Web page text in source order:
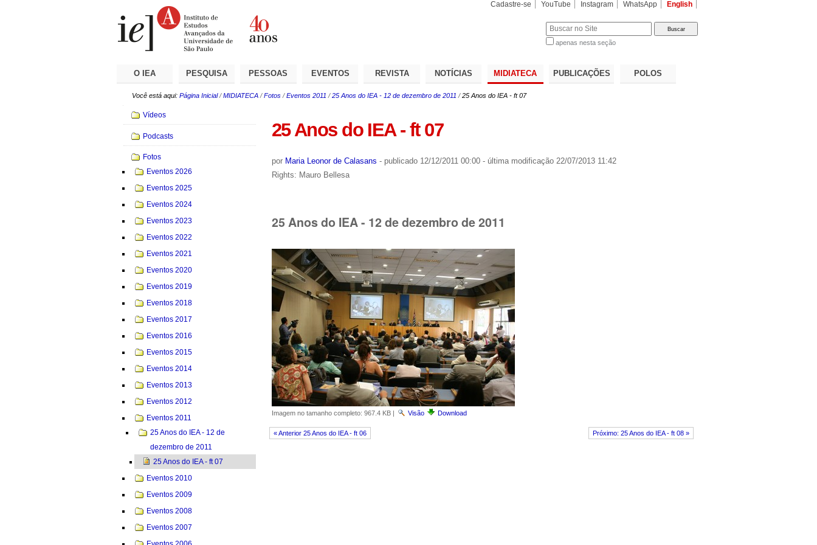
Cadastre-se YouTube Instagram WhatsApp English
apenas nesta seção
O IEA PESQUISA PESSOAS EVENTOS REVISTA NOTÍCIAS MIDIATECA PUBLICAÇÕES POLOS
Você está aqui: Página Inicial /MIDIATECA /Fotos /Eventos 2011 /25 Anos do IEA - 12 de dezembro de 2011 /25 Anos do IEA - ft 07
25 Anos do IEA - ft 07
por Maria Leonor de Calasans - publicado12/12/2011 00:00 - última modificação22/07/2013 11:42
Rights: Mauro Bellesa
25 Anos do IEA - 12 de dezembro de 2011
Imagem no tamanho completo: 967.4 KB| Visão Download
« Anterior 25 Anos do IEA - ft 06 Próximo: 25 Anos do IEA - ft 08 »
Navegação
Vídeos
Podcasts
Fotos
Eventos 2026
Eventos 2025
Eventos 2024
Eventos 2023
Eventos 2022
Eventos 2021
Eventos 2020
Eventos 2019
Eventos 2018
Eventos 2017
Eventos 2016
Eventos 2015
Eventos 2014
Eventos 2013
Eventos 2012
Eventos 2011
25 Anos do IEA - 12 de
dezembro de 2011
25 Anos do IEA - ft 07
Eventos 2010
Eventos 2009
Eventos 2008
Eventos 2007